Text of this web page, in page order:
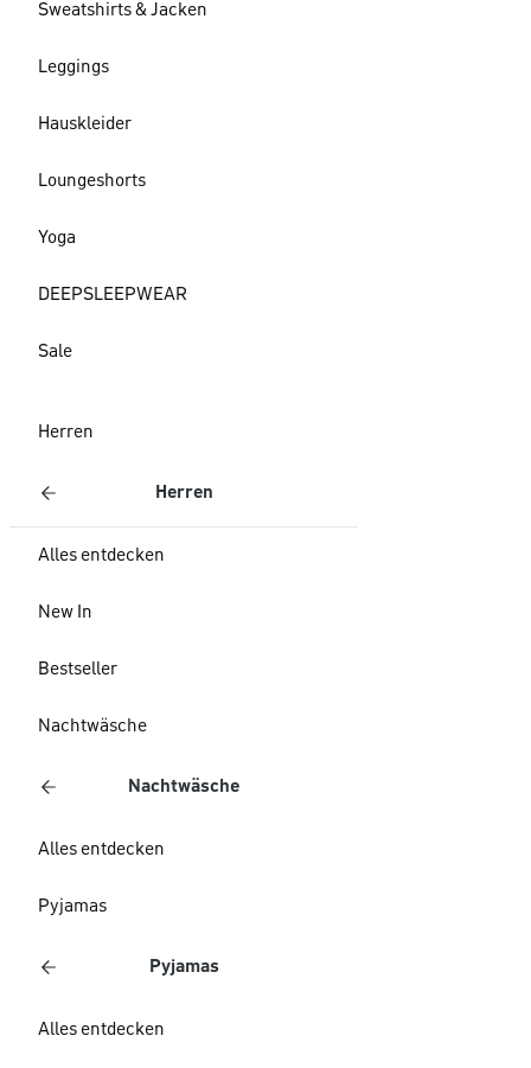
Sweatshirts & Jacken
Leggings
Hauskleider
Loungeshorts
Yoga
DEEPSLEEPWEAR
Sale
Herren
Herren
Alles entdecken
New In
Bestseller
Nachtwäsche
Nachtwäsche
Alles entdecken
Pyjamas
Pyjamas
Alles entdecken